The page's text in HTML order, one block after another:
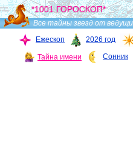
*1001 ГОРОСКОП*
Все тайны звезд от
Ежескоп
2026 год
Тайна имени Сонник